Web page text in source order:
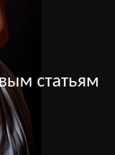
статьям